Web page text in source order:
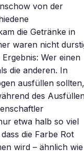
von der
die Getränke in
waren nicht
Wer einen
die anderen. In
ausfüllen sollten,
des
etwa halb so viel
die Farbe Rot
wird – ähnlich wie